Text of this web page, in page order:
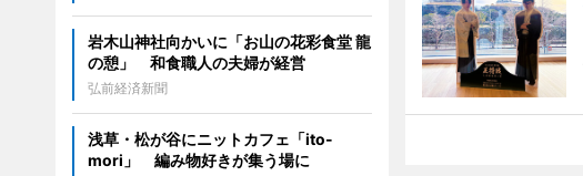
岩木山神社向かいに「お山の花彩食堂 龍
の憩」 和食職人の夫婦が経営
弘前経済新聞
浅草・松が谷にニットカフェ「ito-
mori」 編み物好きが集う場に